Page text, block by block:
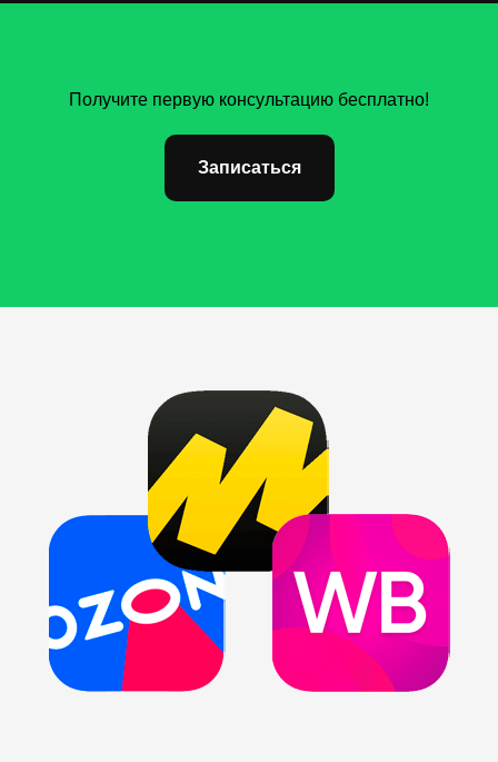
Получите первую консультацию бесплатно!
Записаться